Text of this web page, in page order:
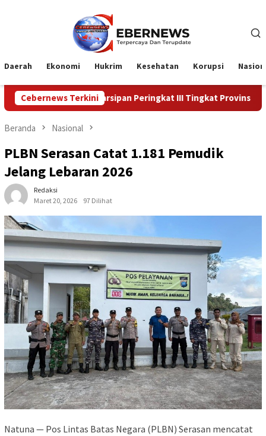
Daerah Ekonomi Hukrim Kesehatan Korupsi
Cebernews Terkini
Kearsipan Peringkat III Tingkat Provinsi Riau
Beranda Nasional
PLBN Serasan Catat 1.181 Pemudik
Jelang Lebaran 2026
Redaksi
Maret 20, 2026
97 Dilihat
Natuna — Pos Lintas Batas Negara (PLBN) Serasan mencatat